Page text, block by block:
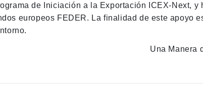
de Iniciación a la Exportación ICEX-Next, y
europeos FEDER. La finalidad de este apoyo
Una Manera